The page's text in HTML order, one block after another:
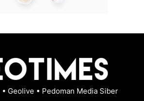
• Geolive • Pedoman Media Siber